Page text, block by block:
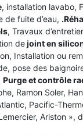
, installation lavabo,
de fuite d’eau,
, Travaux
dejoint en
Installation ou
pose des
Purge et contrôle
Ramon Soler,
Pacific-
Ariston »,